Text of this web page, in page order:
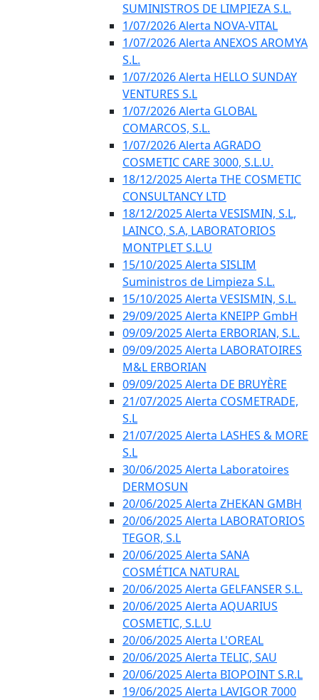
SUMINISTROS DE LIMPIEZA S.L.
1/07/2026 Alerta NOVA-VITAL
1/07/2026 Alerta ANEXOS AROMYA
S.L.
1/07/2026 Alerta HELLO SUNDAY
VENTURES S.L
1/07/2026 Alerta GLOBAL
COMARCOS, S.L.
1/07/2026 Alerta AGRADO
COSMETIC CARE 3000, S.L.U.
18/12/2025 Alerta THE COSMETIC
CONSULTANCY LTD
18/12/2025 Alerta VESISMIN, S.L,
LAINCO, S.A, LABORATORIOS
MONTPLET S.L.U
15/10/2025 Alerta SISLIM
Suministros de Limpieza S.L.
15/10/2025 Alerta VESISMIN, S.L.
29/09/2025 Alerta KNEIPP GmbH
09/09/2025 Alerta ERBORIAN, S.L.
09/09/2025 Alerta LABORATOIRES
M&L ERBORIAN
09/09/2025 Alerta DE BRUYÈRE
21/07/2025 Alerta COSMETRADE,
S.L
21/07/2025 Alerta LASHES & MORE
S.L
30/06/2025 Alerta Laboratoires
DERMOSUN
20/06/2025 Alerta ZHEKAN GMBH
20/06/2025 Alerta LABORATORIOS
TEGOR, S.L
20/06/2025 Alerta SANA
COSMÉTICA NATURAL
20/06/2025 Alerta GELFANSER S.L.
20/06/2025 Alerta AQUARIUS
COSMETIC, S.L.U
20/06/2025 Alerta L'OREAL
20/06/2025 Alerta TELIC, SAU
20/06/2025 Alerta BIOPOINT S.R.L
19/06/2025 Alerta LAVIGOR 7000